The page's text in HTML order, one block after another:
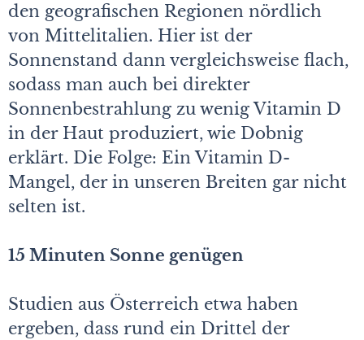
den geografischen Regionen nördlich
von Mittelitalien. Hier ist der
Sonnenstand dann vergleichsweise flach,
sodass man auch bei direkter
Sonnenbestrahlung zu wenig Vitamin D
in der Haut produziert, wie Dobnig
erklärt. Die Folge: Ein Vitamin D-
Mangel, der in unseren Breiten gar nicht
selten ist.
15 Minuten Sonne genügen
Studien aus Österreich etwa haben
ergeben, dass rund ein Drittel der